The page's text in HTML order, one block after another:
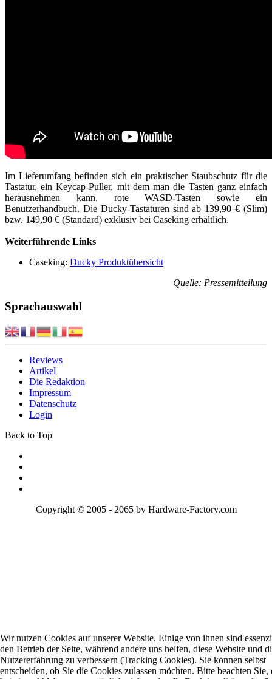
Im Lieferumfang befinden sich ein praktischer Staubschutz für die
Tastatur, ein Keycap-Puller, mit dem man die Tasten ganz einfach
herausnehmen kann, rote WASD-Tasten sowie ein
Benutzerhandbuch. Die Ducky-Tastaturen sind ab 139,90 € (Slim)
bzw. 149,90 € (Standard) exklusiv bei Caseking erhältlich.
Weiterführende Links
Caseking: Ducky Produktübersicht
Quelle: Pressemitteilung
Sprachauswahl
Reviews
Artikel
Die Redaktion
Impressum
Datenschutz
Login
Back to Top
Copyright © 2005 - 2065 by Hardware-Factory.com
Wir nutzen Cookies auf unserer Website. Einige von ihnen sind
den Betrieb der Seite, während andere uns helfen, diese Website und
Nutzererfahrung zu verbessern (Tracking Cookies). Sie können selbst
entscheiden, ob Sie die Cookies zulassen möchten. Bitte beachten Sie,